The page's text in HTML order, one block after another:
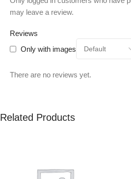
Reviews
Only with images
There are no reviews yet.
may leave a review.
Related Products